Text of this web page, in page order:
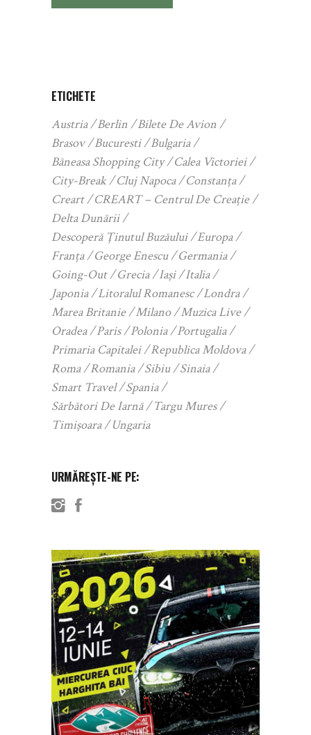
ETICHETE
Austria Berlin
Bilete De Avion
Brasov
Bucuresti
Bulgaria
Băneasa Shopping City
Calea Victoriei
City-Break
Cluj Napoca
Constanța
Creart
CREART – Centrul De Creație
Delta Dunării
Descoperă Ținutul Buzăului
Europa
Franța
George Enescu
Germania
Going-Out
Grecia Iași
Italia
Japonia
Litoralul Romanesc
Londra
Marea Britanie
Milano
Muzica Live
Oradea
Paris Polonia
Portugalia
Primaria Capitalei
Republica Moldova
Roma
Romania Sibiu
Sinaia
Smart Travel
Spania
Sărbători De Iarnă
Targu Mures
Timișoara
Ungaria
URMĂREȘTE-NE PE: